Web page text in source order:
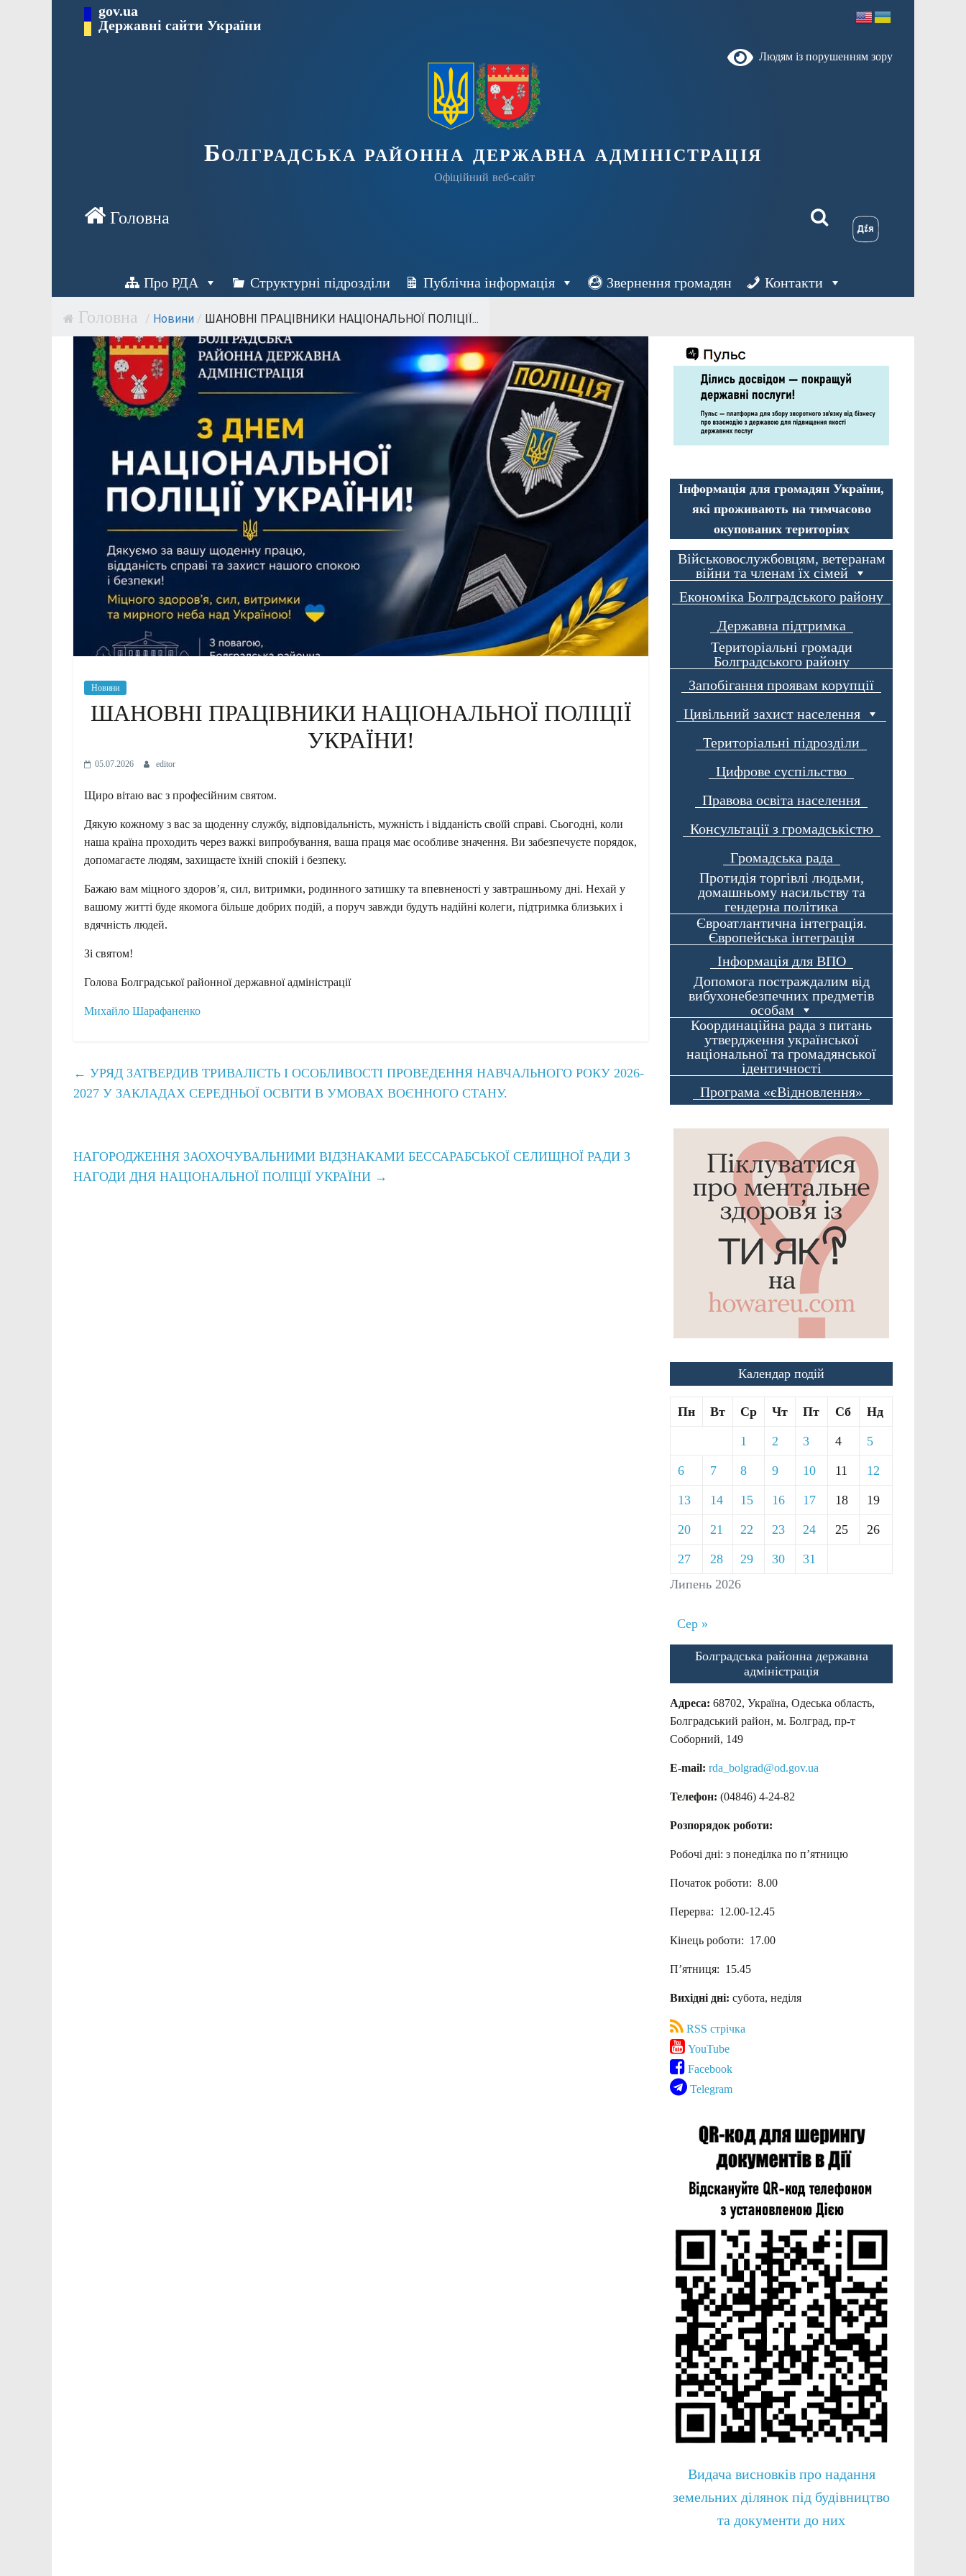
Перейти gov.ua
Державні сайти України
Людям із порушенням зору
Болградська районна державна адміністрація
Офіційний веб-сайт
Про РДА Структурні підрозділи Публічна інформація Звернення громадян Контакти
/ Новини / ШАНОВНІ ПРАЦІВНИКИ НАЦІОНАЛЬНОЇ ПОЛІЦІЇ...
Новини
ШАНОВНІ ПРАЦІВНИКИ НАЦІОНАЛЬНОЇ ПОЛІЦІЇ
УКРАЇНИ!
05.07.2026 editor
Щиро вітаю вас з професійним святом.
Дякую кожному з вас за щоденну службу, відповідальність, мужність і відданість своїй справі. Сьогодні, коли
наша країна проходить через важкі випробування, ваша праця має особливе значення. Ви забезпечуєте порядок,
допомагаєте людям, захищаєте їхній спокій і безпеку.
Бажаю вам міцного здоров’я, сил, витримки, родинного затишку та впевненості у завтрашньому дні. Нехай у
вашому житті буде якомога більше добрих подій, а поруч завжди будуть надійні колеги, підтримка близьких і
вдячність людей.
Зі святом!
Голова Болградської районної державної адміністрації
Михайло Шарафаненко
← УРЯД ЗАТВЕРДИВ ТРИВАЛІСТЬ І ОСОБЛИВОСТІ ПРОВЕДЕННЯ НАВЧАЛЬНОГО РОКУ 2026-
2027 У ЗАКЛАДАХ СЕРЕДНЬОЇ ОСВІТИ В УМОВАХ ВОЄННОГО СТАНУ.
НАГОРОДЖЕННЯ ЗАОХОЧУВАЛЬНИМИ ВІДЗНАКАМИ БЕССАРАБСЬКОЇ СЕЛИЩНОЇ РАДИ З
НАГОДИ ДНЯ НАЦІОНАЛЬНОЇ ПОЛІЦІЇ УКРАЇНИ →
Інформація для громадян України,
які проживають на тимчасово
окупованих територіях
Військовослужбовцям, ветеранам
війни та членам їх сімей
Економіка Болградського району
Державна підтримка
Територіальні громади
Болградського району
Запобігання проявам корупції
Цивільний захист населення
Територіальні підрозділи
Цифрове суспільство
Правова освіта населення
Консультації з громадськістю
Громадська рада
Протидія торгівлі людьми,
домашньому насильству та
гендерна політика
Євроатлантична інтеграція.
Європейська інтеграція
Інформація для ВПО
Допомога постраждалим від
вибухонебезпечних предметів
особам
Координаційна рада з питань
утвердження української
національної та громадянської
ідентичності
Програма «єВідновлення»
Календар подій
Липень 2026
Пн Вт Ср Чт Пт Сб Нд
1 2 3 4 5
6 7 8 9 10 11 12
13 14 15 16 17 18 19
20 21 22 23 24 25 26
27 28 29 30 31
Сер »
Болградська районна державна
адміністрація
Адреса: 68702, Україна, Одеська область,
Болградський район, м. Болград, пр-т
Соборний, 149
E-mail: rda_bolgrad@od.gov.ua
Телефон: (04846) 4-24-82
Розпорядок роботи:
Робочі дні: з понеділка по п’ятницю
Початок роботи: 8.00
Перерва: 12.00-12.45
Кінець роботи: 17.00
П’ятниця: 15.45
Вихідні дні: субота, неділя
RSS стрічка
YouTube
Facebook
Telegram
Видача висновків про надання
земельних ділянок під будівництво
та документи до них